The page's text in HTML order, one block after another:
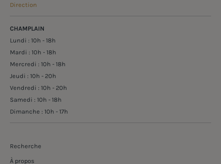
Direction
CHAMPLAIN
Lundi : 10h - 18h
Mardi : 10h - 18h
Mercredi : 10h - 18h
Jeudi : 10h - 20h
Vendredi : 10h - 20h
Samedi : 10h - 18h
Dimanche : 10h - 17h
Recherche
À propos